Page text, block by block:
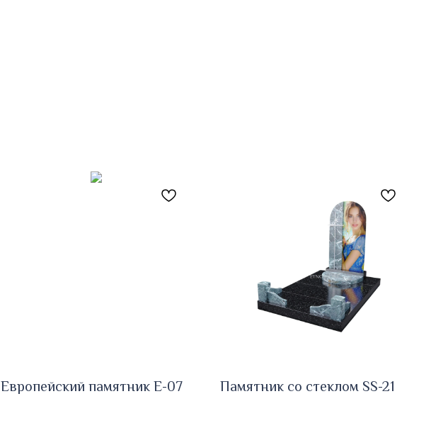
Европейский памятник E-07 Памятник со стеклом SS-21